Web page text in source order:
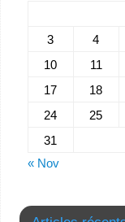
3
4
10
11
17
18
24
25
31
« Nov